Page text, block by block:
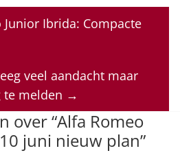
k
e
n
re
a
s
ai
l
Junior Ibrida: Compacte
veel aandacht maar
te melden →
over “Alfa Romeo
juni nieuw plan”